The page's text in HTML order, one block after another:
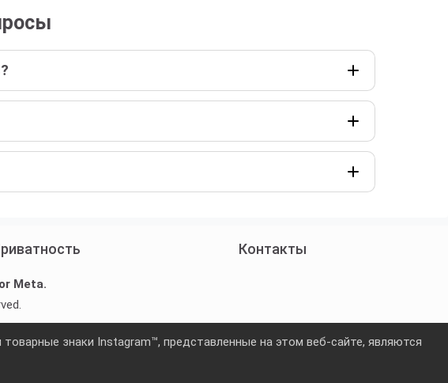
Контакты
Meta.
знаки Instagram™, представленные на этом веб-сайте, являются